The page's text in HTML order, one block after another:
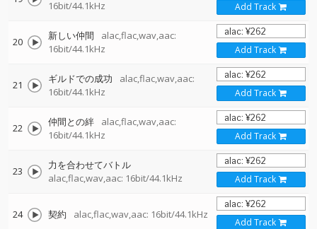
16bit/44.1kHz
Add Track
20 新しい仲間
alac,flac,wav,aac:
16bit/44.1kHz
Add Track
21 ギルドでの成功
alac,flac,wav,aac:
16bit/44.1kHz
Add Track
22 仲間との絆
alac,flac,wav,aac:
16bit/44.1kHz
Add Track
23
力を合わせてバトル
alac,flac,wav,aac: 16bit/44.1kHz
Add Track
24 契約 alac,flac,wav,aac: 16bit/44.1kHz
Add Track